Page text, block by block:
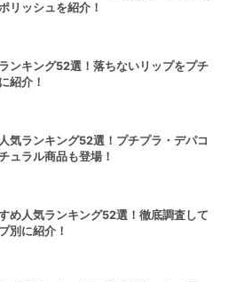
リッシュを紹介！
ンキング52選！落ちないリップをプチ
紹介！
気ランキング52選！プチプラ・デパコ
ュラル商品も登場！
め人気ランキング52選！徹底調査して
別に紹介！